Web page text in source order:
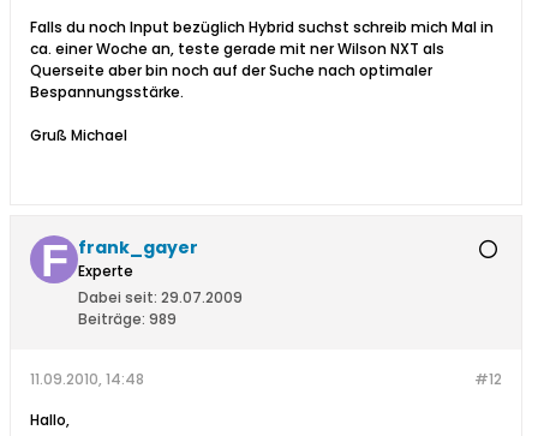
Falls du noch Input bezüglich Hybrid suchst schreib mich Mal in
ca. einer Woche an, teste gerade mit ner Wilson NXT als
Querseite aber bin noch auf der Suche nach optimaler
Bespannungsstärke.
Gruß Michael
frank_gayer
Experte
Dabei seit: 29.07.2009
Beiträge: 989
#12
11.09.2010, 14:48
Hallo,